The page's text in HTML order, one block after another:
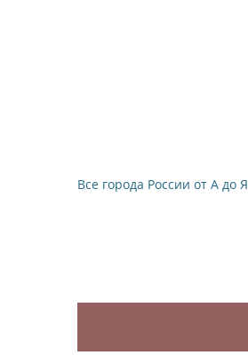
Все города России от А до Я